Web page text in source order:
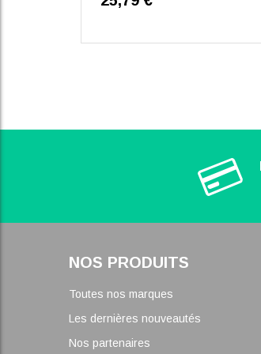
NOS PRODUITS
Toutes nos marques
Les dernières nouveautés
Nos partenaires